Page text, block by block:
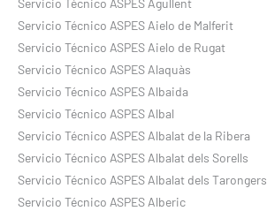
Servicio Técnico ASPES Agullent
Servicio Técnico ASPES Aielo de Malferit
Servicio Técnico ASPES Aielo de Rugat
Servicio Técnico ASPES Alaquàs
Servicio Técnico ASPES Albaida
Servicio Técnico ASPES Albal
Servicio Técnico ASPES Albalat de la Ribera
Servicio Técnico ASPES Albalat dels Sorells
Servicio Técnico ASPES Albalat dels Tarongers
Servicio Técnico ASPES Alberic